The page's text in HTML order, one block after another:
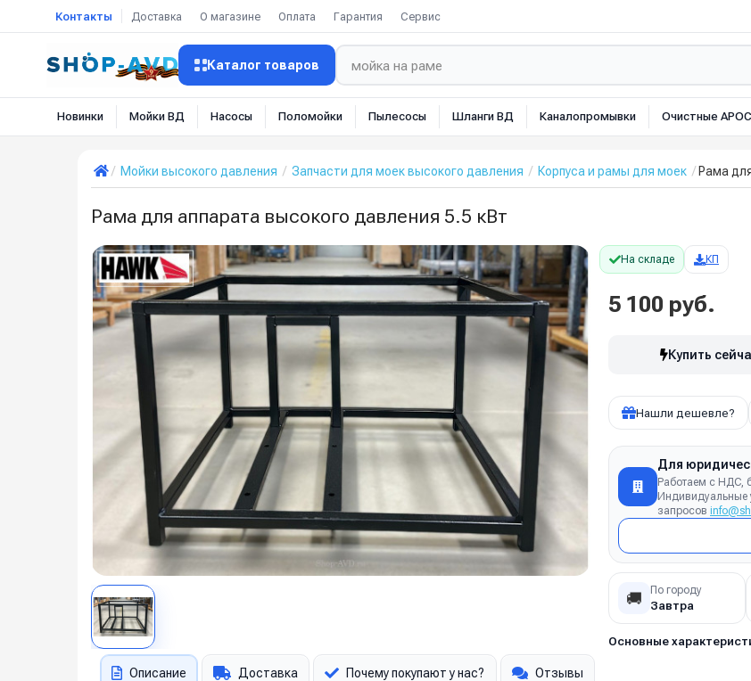
Контакты Доставка О магазине Оплата Гарантия Сервис
Каталог товаров
Новинки Мойки ВД Насосы Поломойки Пылесосы Шланги ВД Каналопромывки Очистные АРОС
Мойки высокого давления Запчасти для моек высокого давления Корпуса и рамы для моек Рама
Рама для аппарата высокого давления 5.5 кВт
На складе КП
5 100 руб.
Купить
Нашли дешевле?
Для
Работаем с НДС,
Индивидуальные
запросов
🚚 По городу
Завтра
Основные
Описание Доставка Почему покупают у нас? Отзывы